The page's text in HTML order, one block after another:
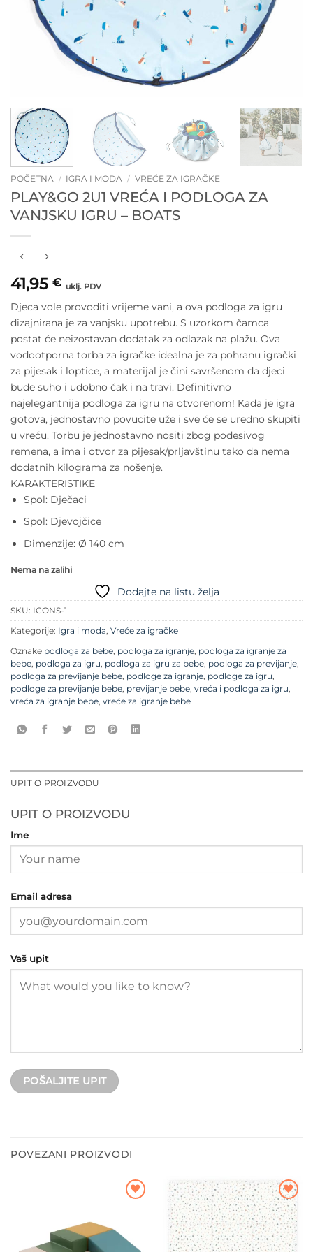
POČETNA / IGRA I MODA / VREĆE ZA IGRAČKE
PLAY&GO 2U1 VREĆA I PODLOGA ZA
VANJSKU IGRU – BOATS
41,95 € uklj. PDV
Djeca vole provoditi vrijeme vani, a ova podloga za igru
dizajnirana je za vanjsku upotrebu. S uzorkom čamca
postat će neizostavan dodatak za odlazak na plažu. Ova
vodootporna torba za igračke idealna je za pohranu igrački
za pijesak i loptice, a materijal je čini savršenom da djeci
bude suho i udobno čak i na travi. Definitivno
najelegantnija podloga za igru na otvorenom! Kada je igra
gotova, jednostavno povucite uže i sve će se uredno skupiti
u vreću. Torbu je jednostavno nositi zbog podesivog
remena, a ima i otvor za pijesak/prljavštinu tako da nema
dodatnih kilograma za nošenje.
KARAKTERISTIKE
Spol: Dječaci
Spol: Djevojčice
Dimenzije: Ø 140 cm
Nema na zalihi
Dodajte na listu želja
SKU: ICONS-1
Kategorije: Igra i moda, Vreće za igračke
Oznake podloga za bebe, podloga za igranje, podloga za igranje za
bebe, podloga za igru, podloga za igru za bebe, podloga za previjanje,
podloga za previjanje bebe, podloge za igranje, podloge za igru,
podloge za previjanje bebe, previjanje bebe, vreća i podloga za igru,
vreća za igranje bebe, vreće za igranje bebe
UPIT O PROIZVODU
UPIT O PROIZVODU
Ime
Email adresa
Vaš upit
POVEZANI PROIZVODI
Dodajte
na listu
želja